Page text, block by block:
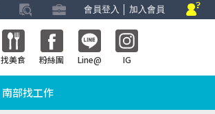
會員登入 加入會員
找美食 粉絲團 Line@ IG
南部找工作